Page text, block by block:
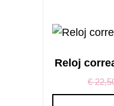
Reloj
€